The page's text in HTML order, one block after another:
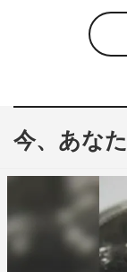
今、あな